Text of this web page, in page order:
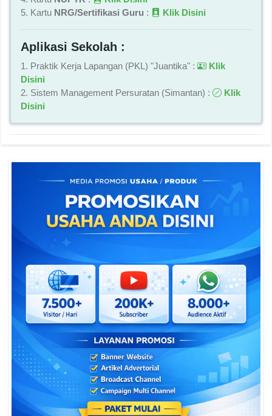
5. Kartu NRG/Sertifikasi Guru : Klik Disini
Aplikasi Sekolah :
1. Praktik Kerja Lapangan (PKL) "Juantika" :
Klik
Disini
2. Sistem Management Persuratan (Simantan) :
Klik
Disini